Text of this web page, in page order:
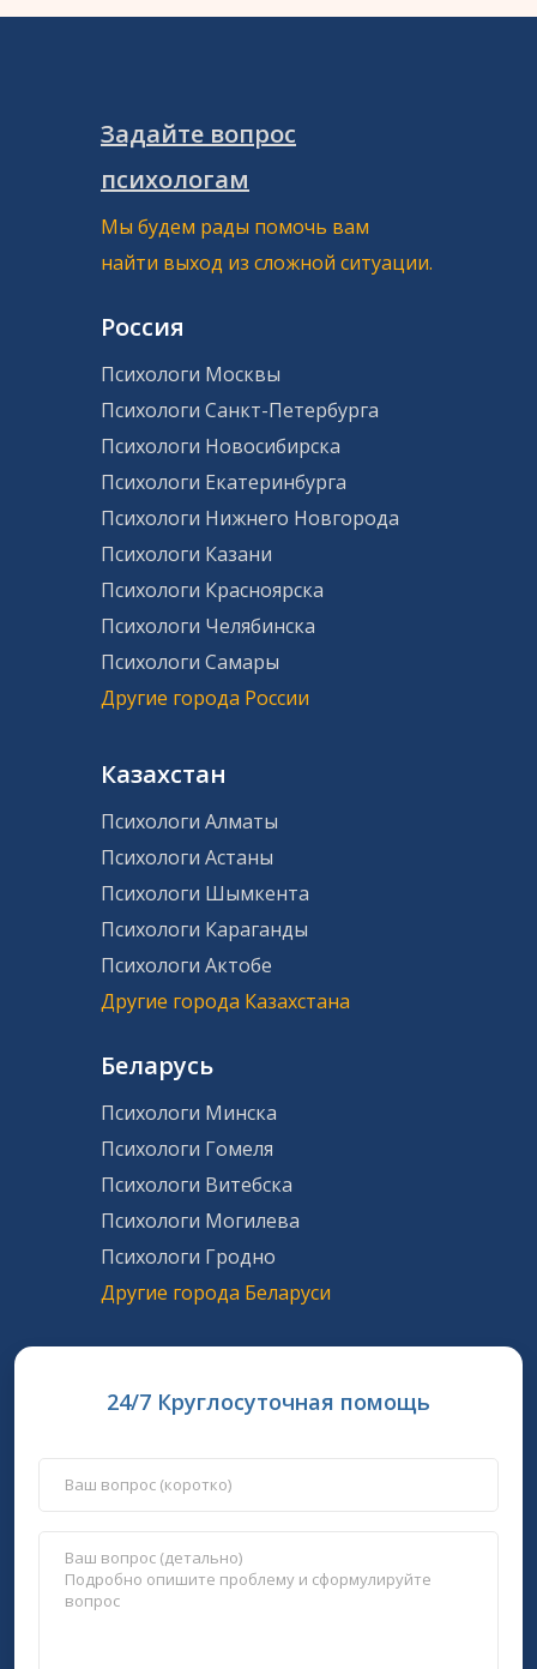
Задайте вопрос
психологам
Мы будем рады помочь вам
найти выход из сложной ситуации.
Россия
Психологи Москвы
Психологи Санкт-Петербурга
Психологи Новосибирска
Психологи Екатеринбурга
Психологи Нижнего Новгорода
Психологи Казани
Психологи Красноярска
Психологи Челябинска
Психологи Самары
Другие города России
Казахстан
Психологи Алматы
Психологи Астаны
Психологи Шымкента
Психологи Караганды
Психологи Актобе
Другие города Казахстана
Беларусь
Психологи Минска
Психологи Гомеля
Психологи Витебска
Психологи Могилева
Психологи Гродно
Другие города Беларуси
24/7 Круглосуточная помощь